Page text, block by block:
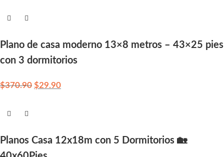
Plano de casa moderno 13×8 metros – 43×25 pies
con 3 dormitorios
$370.90 $29.90
Planos Casa 12x18m con 5 Dormitorios 🏡